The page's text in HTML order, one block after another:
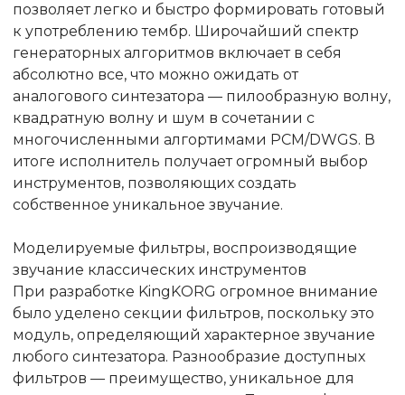
позволяет легко и быстро формировать готовый
к употреблению тембр. Широчайший спектр
генераторных алгоритмов включает в себя
абсолютно все, что можно ожидать от
аналогового синтезатора — пилообразную волну,
квадратную волну и шум в сочетании с
многочисленными алгортимами PCM/DWGS. В
итоге исполнитель получает огромный выбор
инструментов, позволяющих создать
собственное уникальное звучание.
Моделируемые фильтры, воспроизводящие
звучание классических инструментов
При разработке KingKORG огромное внимание
было уделено секции фильтров, поскольку это
модуль, определяющий характерное звучание
любого синтезатора. Разнообразие доступных
фильтров — преимущество, уникальное для